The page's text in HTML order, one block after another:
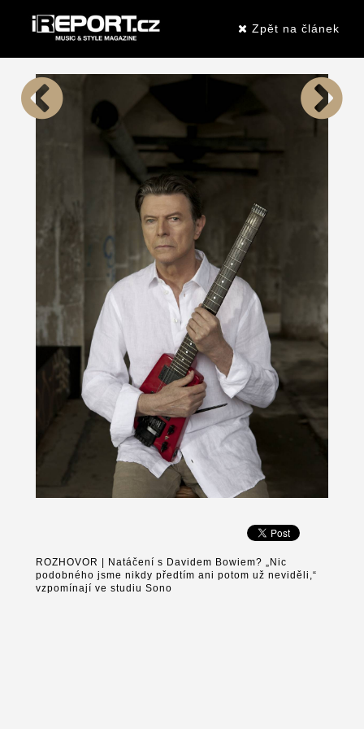
Zpět na článek
ROZHOVOR | Natáčení s Davidem Bowiem? „Nic
podobného jsme nikdy předtím ani potom už neviděli,“
vzpomínají ve studiu Sono